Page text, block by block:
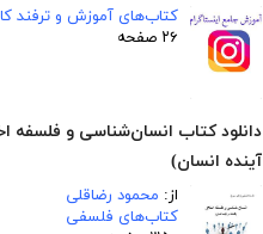
کتاب‌های آموزش و ترفند
۲۶ صفحه
دانلود کتاب انسان‌شناسی و فلسفه
آینده انسان)
از: محمود رضاقلی
کتاب‌های فلسفی